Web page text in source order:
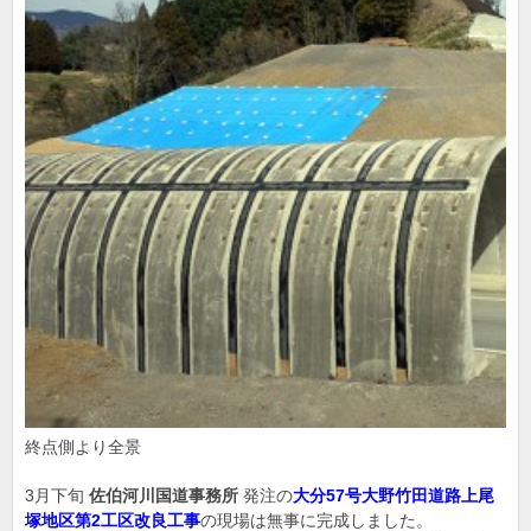
終点側より全景
3月下旬 佐伯河川国道事務所 発注の大分57号大野竹田道路上尾
塚地区第2工区改良工事の現場は無事に完成しました。